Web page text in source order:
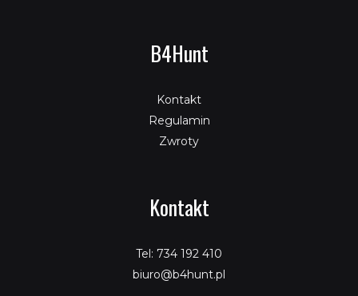
B4Hunt
Kontakt
Regulamin
Zwroty
Kontakt
Tel: 734 192 410
biuro@b4hunt.pl